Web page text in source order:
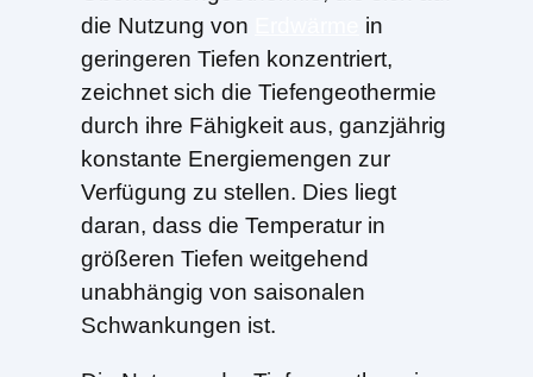
die Nutzung von
in
geringeren Tiefen konzentriert,
zeichnet sich die Tiefengeothermie
durch ihre Fähigkeit aus, ganzjährig
konstante Energiemengen zur
Verfügung zu stellen. Dies liegt
daran, dass die Temperatur in
größeren Tiefen weitgehend
unabhängig von saisonalen
Schwankungen ist.